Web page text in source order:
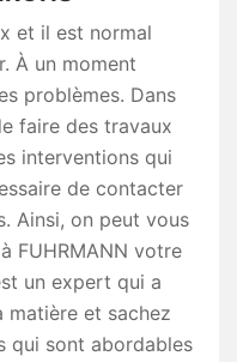
et il est normal
À un moment
problèmes. Dans
faire des travaux
interventions qui
de contacter
Ainsi, on peut vous
FUHRMANN votre
un expert qui a
matière et sachez
qui sont abordables